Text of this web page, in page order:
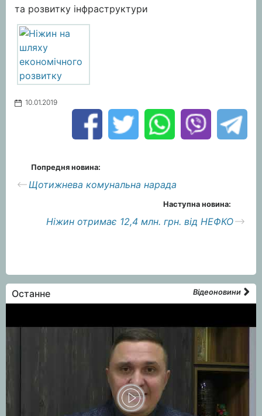
та розвитку інфраструктури
10.01.2019
Попредня новина:
Щотижнева комунальна нарада
Наступна новина:
Ніжин отримає 12,4 млн. грн. від НЕФКО
Останне Відеоновини